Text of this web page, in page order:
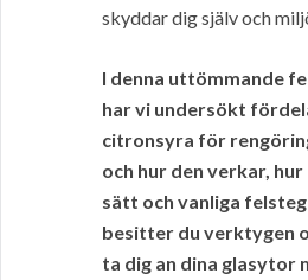
skyddar dig själv och
I denna uttömmande
har vi undersökt
citronsyra för
och hur den verkar,
sätt och vanliga
besitter du verktygen
ta dig an dina glasytor